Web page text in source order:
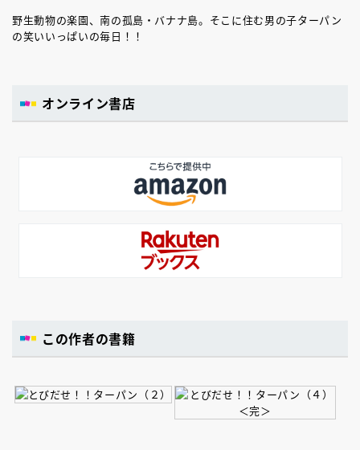
野生動物の楽園、南の孤島・バナナ島。そこに住む男の子ターパン
の笑いいっぱいの毎日！！
オンライン書店
この作者の書籍